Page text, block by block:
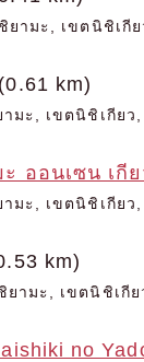
ามะ, เขตนิชิเกีย
(0.61 km)
ะ, เขตนิชิเกียว,
ออนเซน เกี
ะ, เขตนิชิเกียว,
km)
ามะ, เขตนิชิเกีย
no